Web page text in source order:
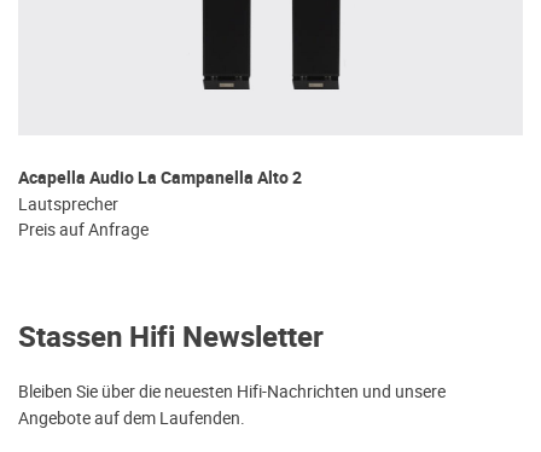
Acapella Audio La Campanella Alto 2
Lautsprecher
Preis auf Anfrage
Stassen Hifi Newsletter
Bleiben Sie über die neuesten Hifi-Nachrichten und unsere
Angebote auf dem Laufenden.